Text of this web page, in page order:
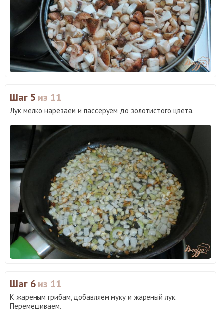
Шаг 5 из 11
Лук мелко нарезаем и пассеруем до золотистого цвета.
Шаг 6 из 11
К жареным грибам, добавляем муку и жареный лук.
Перемешиваем.